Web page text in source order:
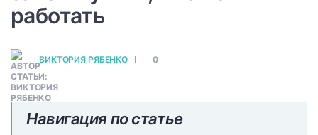
работать
ВИКТОРИЯ РЯБЕНКО 0
Навигация по статье